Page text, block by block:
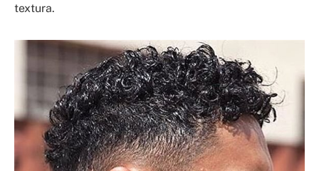
textura.